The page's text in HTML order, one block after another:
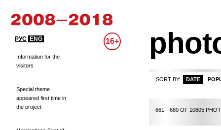
РУС ENG 16+
Information for the
visitors
Special theme
appeared first time in
the project
SORT BY: DATE
661—680 OF 10805
4 5 6 17 18 19 20 21 22